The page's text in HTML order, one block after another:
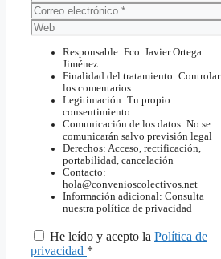
Correo
electrónico
Web
Responsable: Fco. Javier Ortega
Jiménez
Finalidad del tratamiento: Controlar
los comentarios
Legitimación: Tu propio
consentimiento
Comunicación de los datos: No se
comunicarán salvo previsión legal
Derechos: Acceso, rectificación,
portabilidad, cancelación
Contacto:
hola@convenioscolectivos.net
Información adicional: Consulta
nuestra política de privacidad
He leído y acepto la Política de
privacidad *